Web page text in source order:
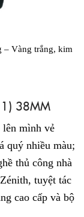
– Vàng trắng, kim
38MM
mình vẻ
quý nhiều màu;
thủ công nhà
tuyệt tác
cao cấp và bộ